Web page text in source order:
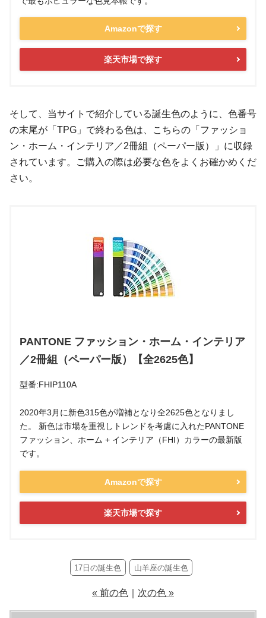
Amazonで探す
楽天市場で探す
そして、当サイトで紹介している誕生色のように、色番号
の末尾が「TPG」で終わる色は、こちらの「ファッショ
ン・ホーム・インテリア／2冊組（ペーパー版）」に収録
されています。ご購入の際は必要な色をよくお確かめくだ
さい。
PANTONE ファッション・ホーム・インテリア
／2冊組（ペーパー版）【全2625色】
型番:FHIP110A
2020年3月に新色315色が増補となり全2625色となりまし
た。 新色は市場を重視しトレンドを考慮に入れたPANTONE
ファッション、ホーム + インテリア（FHI）カラーの最新版
です。
Amazonで探す
楽天市場で探す
17日の誕生色 山羊座の誕生色
« 前の色 次の色 »